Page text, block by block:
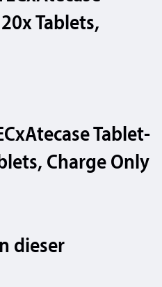
Tablets,
Tablet-
Charge Only
dieser